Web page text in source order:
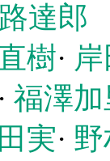
達郎
樹·
· 福澤
実·